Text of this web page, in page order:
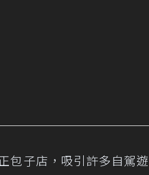
包子店，吸引許多自駕遊